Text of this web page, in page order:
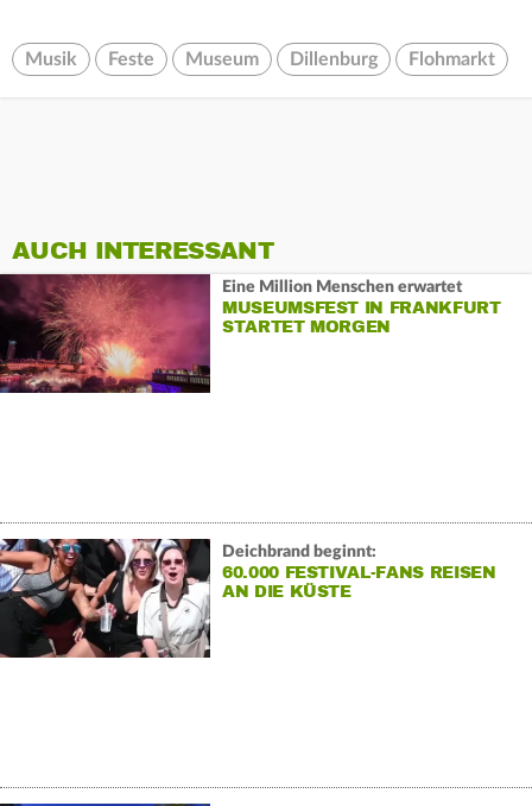
Musik Feste Museum Dillenburg Flohmarkt
AUCH INTERESSANT
Eine Million Menschen erwartet
MUSEUMSFEST IN FRANKFURT
STARTET MORGEN
Deichbrand beginnt:
60.000 FESTIVAL-FANS REISEN
AN DIE KÜSTE